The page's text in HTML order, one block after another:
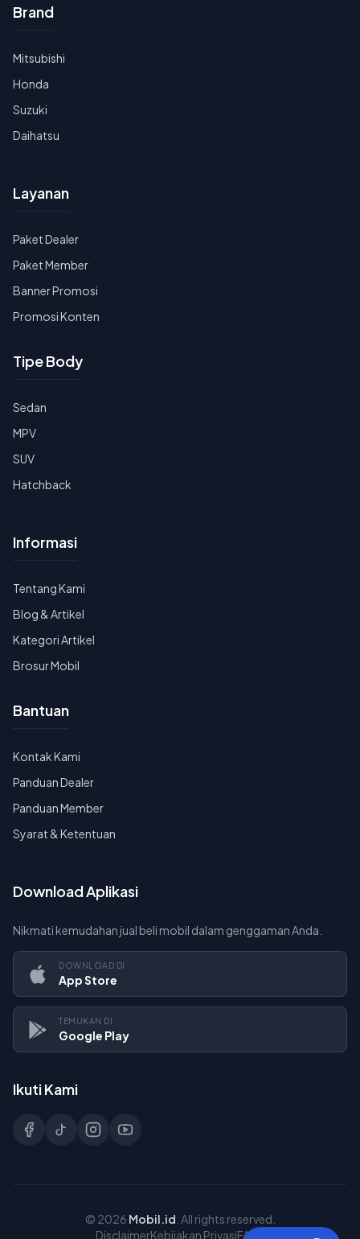
Brand
Mitsubishi
Honda
Suzuki
Daihatsu
Layanan
Paket Dealer
Paket Member
Banner Promosi
Promosi Konten
Tipe Body
Sedan
MPV
SUV
Hatchback
Informasi
Tentang Kami
Blog & Artikel
Kategori Artikel
Brosur Mobil
Bantuan
Kontak Kami
Panduan Dealer
Panduan Member
Syarat & Ketentuan
Download Aplikasi
Nikmati kemudahan jual beli mobil dalam genggaman Anda.
DOWNLOAD DI
App Store
TEMUKAN DI
Google Play
Ikuti Kami
© 2026 Mobil.id . All rights reserved.
DisclaimerKebijakan PrivasiFAQs